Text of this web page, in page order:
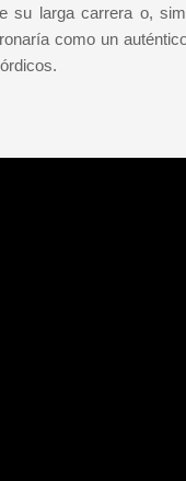
su larga carrera o,
como un